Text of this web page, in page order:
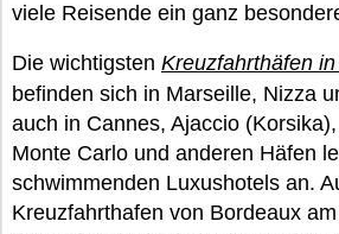
viele Reisende ein ganz
Die wichtigsten Kreuzfahrthäfen
befinden sich in Marseille, Nizza
auch in Cannes, Ajaccio
Monte Carlo und anderen Häfen
schwimmenden Luxushotels an.
Kreuzfahrthafen von Bordeaux